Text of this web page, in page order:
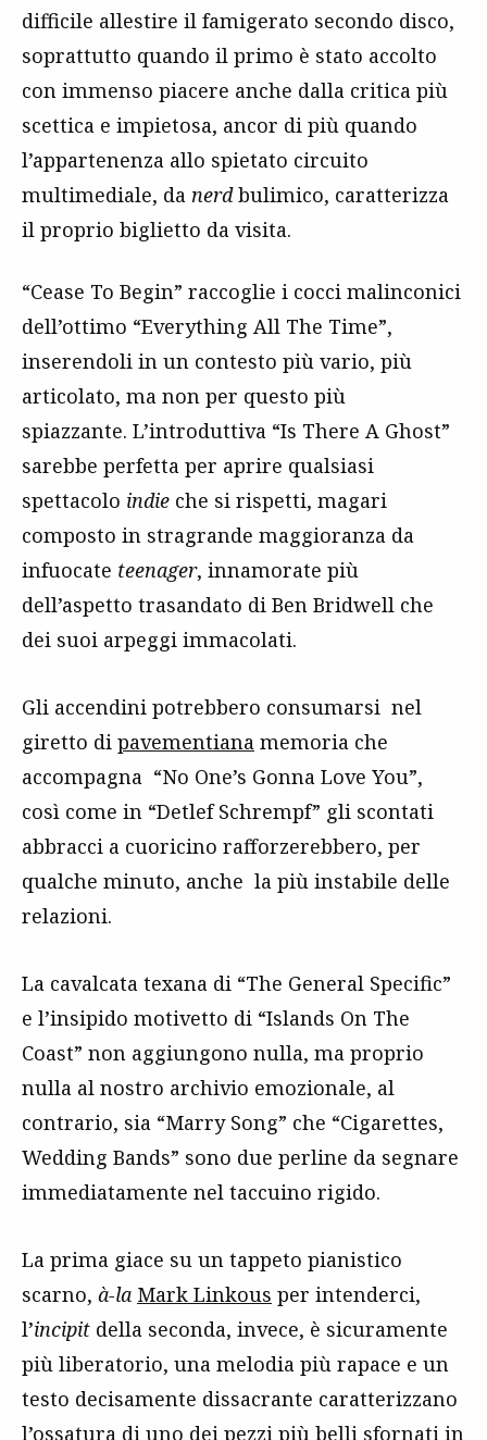
difficile allestire il famigerato secondo disco,
soprattutto quando il primo è stato accolto
con immenso piacere anche dalla critica più
scettica e impietosa, ancor di più quando
l’appartenenza allo spietato circuito
multimediale, da nerdbulimico, caratterizza
il proprio biglietto da visita.
“Cease To Begin” raccoglie i cocci malinconici
dell’ottimo “Everything All The Time”,
inserendoli in un contesto più vario, più
articolato, ma non per questo più
spiazzante. L’introduttiva “Is There A Ghost”
sarebbe perfetta per aprire qualsiasi
spettacolo indie che si rispetti, magari
composto in stragrande maggioranza da
infuocate teenager, innamorate più
dell’aspetto trasandato di Ben Bridwell che
dei suoi arpeggi immacolati.
Gli accendini potrebbero consumarsi nel
giretto di pavementiana memoria che
accompagna “No One’s Gonna Love You”,
così come in “Detlef Schrempf” gli scontati
abbracci a cuoricino rafforzerebbero, per
qualche minuto, anche la più instabile delle
relazioni.
La cavalcata texana di “The General Specific”
e l’insipido motivetto di “Islands On The
Coast” non aggiungono nulla, ma proprio
nulla al nostro archivio emozionale, al
contrario, sia “Marry Song” che “Cigarettes,
Wedding Bands” sono due perline da segnare
immediatamente nel taccuino rigido.
La prima giace su un tappeto pianistico
scarno, à-la Mark Linkous per intenderci,
l’incipit della seconda, invece, è sicuramente
più liberatorio, una melodia più rapace e un
testo decisamente dissacrante caratterizzano
l’ossatura di uno dei pezzi più belli sfornati in